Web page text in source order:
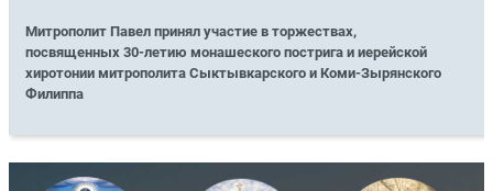
Митрополит Павел принял участие в торжествах,
посвященных 30-летию монашеского пострига и иерейской
хиротонии митрополита Сыктывкарского и Коми-Зырянского
Филиппа